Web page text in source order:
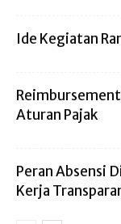
Ide Kegiatan
Aturan Pajak
Peran Absensi
Kerja